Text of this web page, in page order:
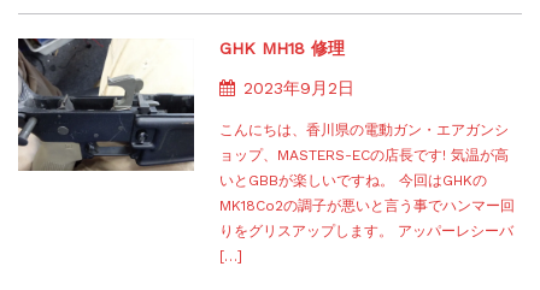
GHK MH18 修理
2023年9月2日
こんにちは、香川県の電動ガン・エアガンシ
ョップ、MASTERS-ECの店長です! 気温が高
いとGBBが楽しいですね。 今回はGHKの
MK18Co2の調子が悪いと言う事でハンマー回
りをグリスアップします。 アッパーレシーバ
[…]